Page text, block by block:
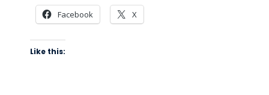
Facebook X
Like this: